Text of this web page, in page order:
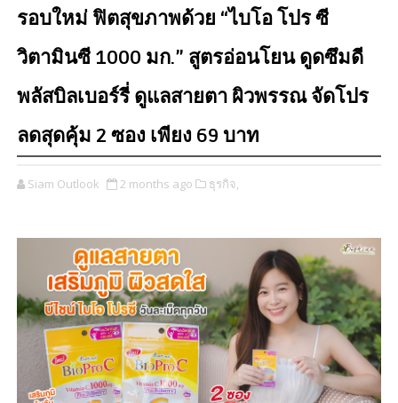
รอบใหม่ ฟิตสุขภาพด้วย “ไบโอ โปร ซี
วิตามินซี 1000 มก.” สูตรอ่อนโยน ดูดซึมดี
พลัสบิลเบอร์รี่ ดูแลสายตา ผิวพรรณ จัดโปร
ลดสุดคุ้ม 2 ซอง เพียง 69 บาท
Siam Outlook 2 months ago ธุรกิจ,